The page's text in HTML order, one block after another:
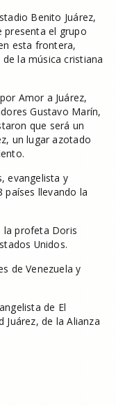
Benito Juárez,
presenta el grupo
esta frontera,
la música cristiana
Amor a Juárez,
Gustavo Marín,
que será un
un lugar azotado
evangelista y
llevando la
la profeta Doris
Unidos.
de Venezuela y
de El
Juárez, de la Alianza